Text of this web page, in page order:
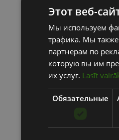
Этот веб-
Мы используем
трафика. Мы
партнерам по
которую вы им
их услуг. Lasīt
Обязательные